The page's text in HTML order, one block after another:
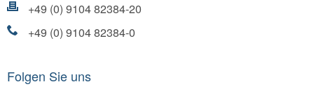
+49 (0) 9104 82384-20
+49 (0) 9104 82384-0
Folgen Sie uns